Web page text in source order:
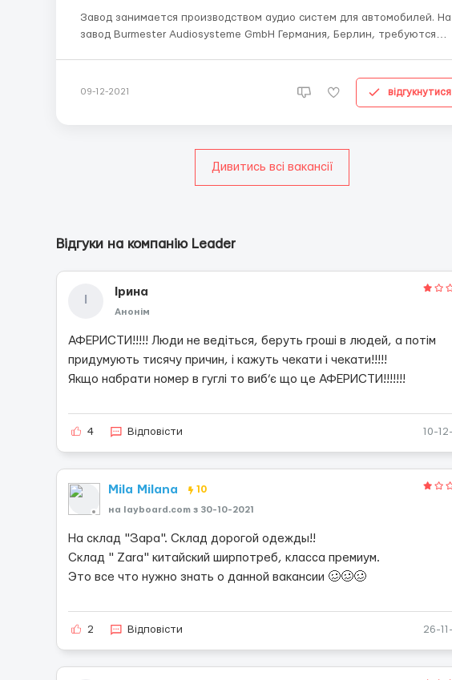
Завод занимается производством аудио систем для автомобилей. На
завод Burmester Audiosysteme GmbH Германия, Берлин, требуются
09-12-2021 відгукнутися
Дивитись всі вакансії
Відгуки на компанію Leader
Ірина
Анонім
АФЕРИСТИ!!!!! Люди не ведіться, беруть гроші в людей, а потім
придумують тисячу причин, і кажуть чекати і чекати!!!!!
Якщо набрати номер в гуглі то виб’є що це АФЕРИСТИ!!!!!!!
4 Відповісти 10-
Mila Milana 10
на layboard.com з 30-10-2021
На склад "Зара". Склад дорогой одежды!!
Склад " Zara" китайский ширпотреб, класса премиум.
Это все что нужно знать о данной вакансии 🥴🥴🥴
2 Відповісти 26-